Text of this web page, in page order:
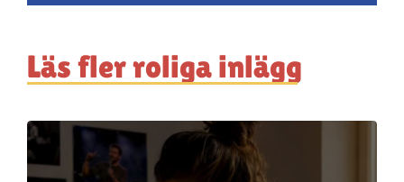
Läs fler roliga inlägg